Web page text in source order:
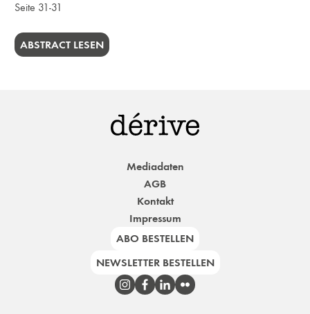
Seite 31-31
ABSTRACT LESEN
Mediadaten
AGB
Kontakt
Impressum
ABO BESTELLEN
NEWSLETTER BESTELLEN